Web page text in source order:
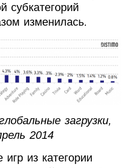
субкатегорий
изменилась.
загрузки,
2014
из категории